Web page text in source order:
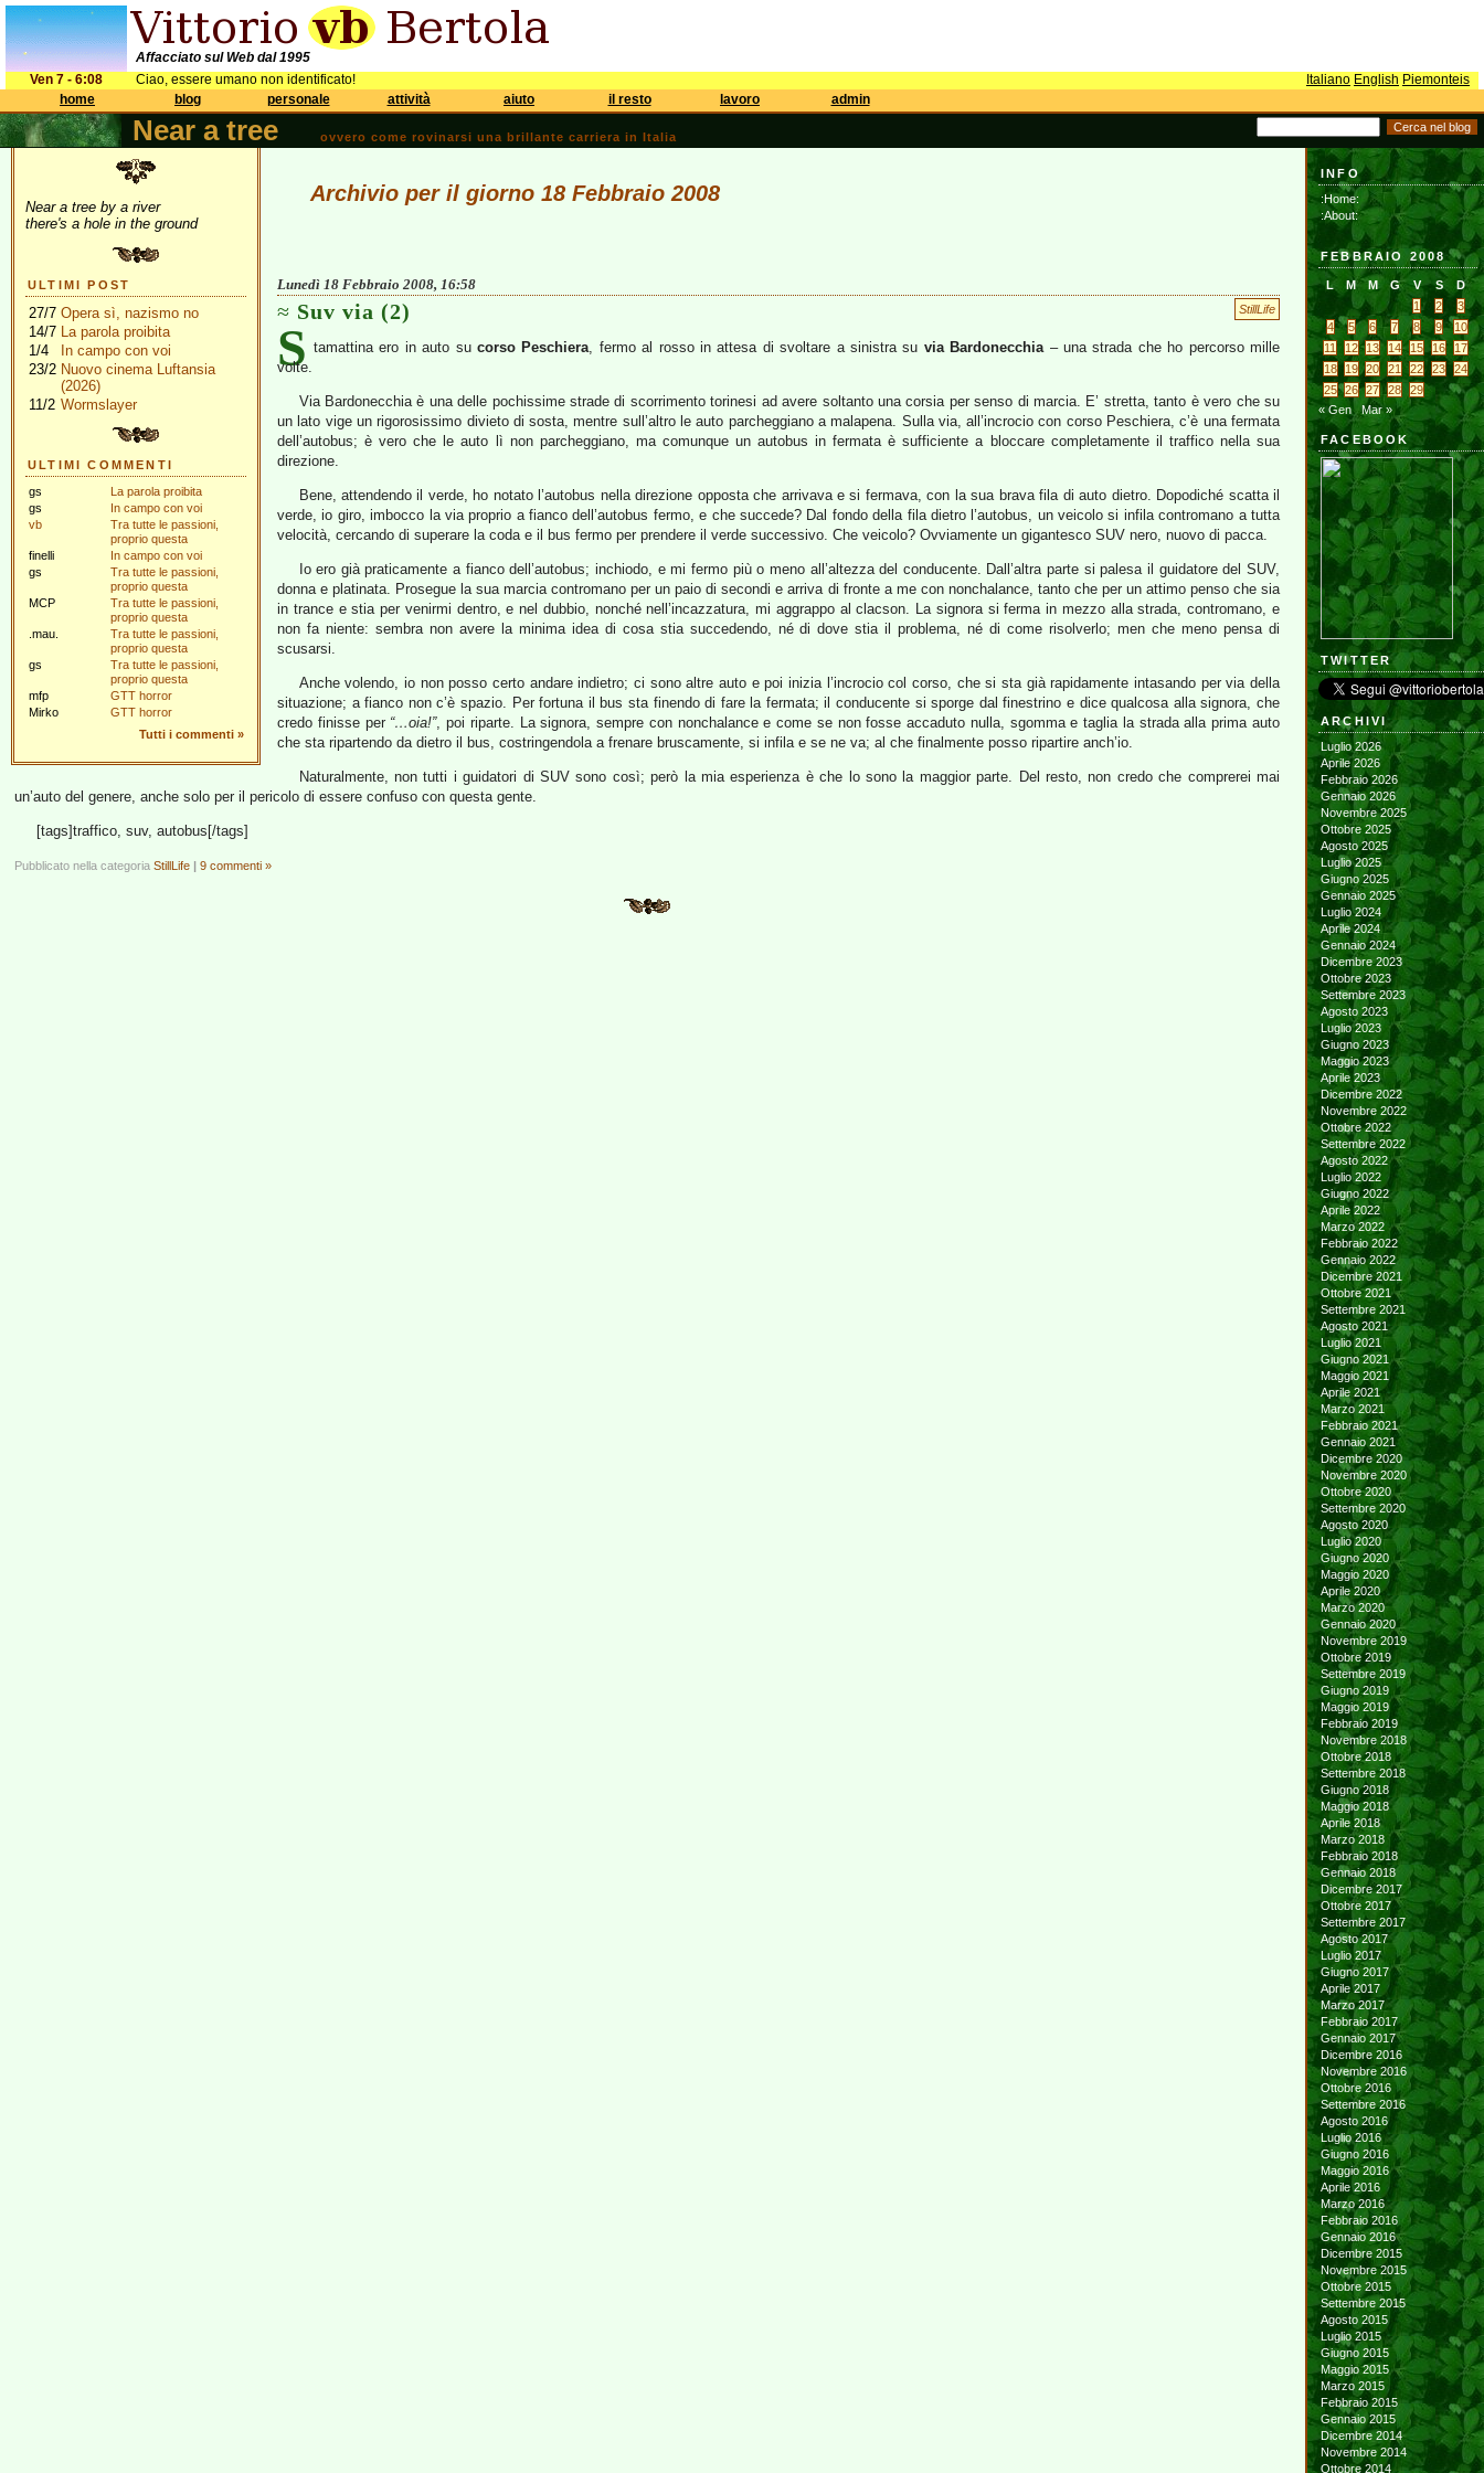
Affacciato sul Web dal 1995
Ven 7 - 6:08
Ciao, essere umano non identificato! Italiano English Piemonteis
home
blog personale attività aiuto il resto lavoro admin
Near a tree ovvero come rovinarsi una brillante carriera in Italia
Near a tree by a river
there's a hole in the ground
ULTIMI POST
27/7 Opera sì, nazismo no
14/7 La parola proibita
1/4
In campo con voi
23/2 Nuovo cinema Luftansia
(2026)
11/2 Wormslayer
ULTIMI COMMENTI
gs
La parola proibita
gs
In campo con voi
vb
Tra tutte le passioni,
proprio questa
finelli
In campo con voi
gs
Tra tutte le passioni,
proprio questa
MCP
Tra tutte le passioni,
proprio questa
.mau.
Tra tutte le passioni,
proprio questa
gs
Tra tutte le passioni,
proprio questa
mfp
GTT horror
Mirko
GTT horror
Tutti i commenti »
Archivio per il giorno 18 Febbraio 2008
Lunedì 18 Febbraio 2008, 16:58
StillLife
Suv via (2)
S tamattina ero in auto su corso Peschiera, fermo al rosso in attesa di svoltare a sinistra su via Bardonecchia– una strada che ho percorso mille
volte.
Via Bardonecchia è una delle pochissime strade di scorrimento torinesi ad avere soltanto una corsia per senso di marcia. E’ stretta, tanto è vero che su
un lato vige un rigorosissimo divieto di sosta, mentre sull’altro le auto parcheggiano a malapena. Sulla via, all’incrocio con corso Peschiera, c’è una fermata
dell’autobus; è vero che le auto lì non parcheggiano, ma comunque un autobus in fermata è sufficiente a bloccare completamente il traffico nella sua
direzione.
Bene, attendendo il verde, ho notato l’autobus nella direzione opposta che arrivava e si fermava, con la sua brava fila di auto dietro. Dopodiché scatta il
verde, io giro, imbocco la via proprio a fianco dell’autobus fermo, e che succede? Dal fondo della fila dietro l’autobus, un veicolo si infila contromano a tutta
velocità, cercando di superare la coda e il bus fermo per prendere il verde successivo. Che veicolo? Ovviamente un gigantesco SUV nero, nuovo di pacca.
Io ero già praticamente a fianco dell’autobus; inchiodo, e mi fermo più o meno all’altezza del conducente. Dall’altra parte si palesa il guidatore del SUV,
donna e platinata. Prosegue la sua marcia contromano per un paio di secondi e arriva di fronte a me con nonchalance, tanto che per un attimo penso che sia
in trance e stia per venirmi dentro, e nel dubbio, nonché nell’incazzatura, mi aggrappo al clacson. La signora si ferma in mezzo alla strada, contromano, e
non fa niente: sembra non avere la minima idea di cosa stia succedendo, né di dove stia il problema, né di come risolverlo; men che meno pensa di
scusarsi.
Anche volendo, io non posso certo andare indietro; ci sono altre auto e poi inizia l’incrocio col corso, che si sta già rapidamente intasando per via della
situazione; a fianco non c’è spazio. Per fortuna il bus sta finendo di fare la fermata; il conducente si sporge dal finestrino e dice qualcosa alla signora, che
credo finisse per “…oia!”, poi riparte. La signora, sempre con nonchalance e come se non fosse accaduto nulla, sgomma e taglia la strada alla prima auto
che sta ripartendo da dietro il bus, costringendola a frenare bruscamente, si infila e se ne va; al che finalmente posso ripartire anch’io.
Naturalmente, non tutti i guidatori di SUV sono così; però la mia esperienza è che lo sono la maggior parte. Del resto, non credo che comprerei mai
un’auto del genere, anche solo per il pericolo di essere confuso con questa gente.
[tags]traffico, suv, autobus[/tags]
Pubblicato nella categoria StillLife | 9 commenti »
INFO
:Home:
:About:
FEBBRAIO 2008
L M M G V S
D
1
2
3
4
5 6 7 8 9
10
11
12 13 14 15 16
17
18
19 20 21 22 23
24
25
26 27 28
29
« Gen
Mar »
FACEBOOK
TWITTER
ARCHIVI
Luglio 2026
Aprile 2026
Febbraio 2026
Gennaio 2026
Novembre 2025
Ottobre 2025
Agosto 2025
Luglio 2025
Giugno 2025
Gennaio 2025
Luglio 2024
Aprile 2024
Gennaio 2024
Dicembre 2023
Ottobre 2023
Settembre 2023
Agosto 2023
Luglio 2023
Giugno 2023
Maggio 2023
Aprile 2023
Dicembre 2022
Novembre 2022
Ottobre 2022
Settembre 2022
Agosto 2022
Luglio 2022
Giugno 2022
Aprile 2022
Marzo 2022
Febbraio 2022
Gennaio 2022
Dicembre 2021
Ottobre 2021
Settembre 2021
Agosto 2021
Luglio 2021
Giugno 2021
Maggio 2021
Aprile 2021
Marzo 2021
Febbraio 2021
Gennaio 2021
Dicembre 2020
Novembre 2020
Ottobre 2020
Settembre 2020
Agosto 2020
Luglio 2020
Giugno 2020
Maggio 2020
Aprile 2020
Marzo 2020
Gennaio 2020
Novembre 2019
Ottobre 2019
Settembre 2019
Giugno 2019
Maggio 2019
Febbraio 2019
Novembre 2018
Ottobre 2018
Settembre 2018
Giugno 2018
Maggio 2018
Aprile 2018
Marzo 2018
Febbraio 2018
Gennaio 2018
Dicembre 2017
Ottobre 2017
Settembre 2017
Agosto 2017
Luglio 2017
Giugno 2017
Aprile 2017
Marzo 2017
Febbraio 2017
Gennaio 2017
Dicembre 2016
Novembre 2016
Ottobre 2016
Settembre 2016
Agosto 2016
Luglio 2016
Giugno 2016
Maggio 2016
Aprile 2016
Marzo 2016
Febbraio 2016
Gennaio 2016
Dicembre 2015
Novembre 2015
Ottobre 2015
Settembre 2015
Agosto 2015
Luglio 2015
Giugno 2015
Maggio 2015
Marzo 2015
Febbraio 2015
Gennaio 2015
Dicembre 2014
Novembre 2014
Ottobre 2014